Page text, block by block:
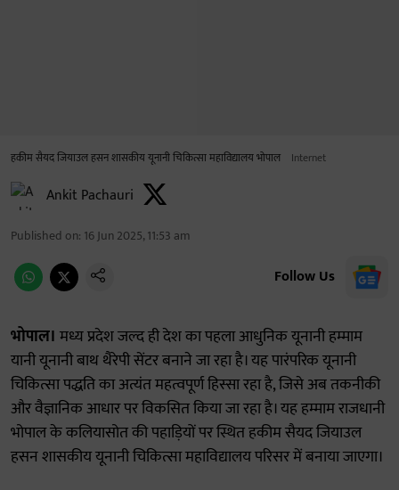
हकीम सैयद जियाउल हसन शासकीय यूनानी चिकित्सा महाविद्यालय भोपाल Internet
Ankit Pachauri
Published on: 16 Jun 2025, 11:53 am
Follow Us
भोपाल। मध्य प्रदेश जल्द ही देश का पहला आधुनिक यूनानी हम्माम
यानी यूनानी बाथ थैरेपी सेंटर बनाने जा रहा है। यह पारंपरिक यूनानी
चिकित्सा पद्धति का अत्यंत महत्वपूर्ण हिस्सा रहा है, जिसे अब तकनीकी
और वैज्ञानिक आधार पर विकसित किया जा रहा है। यह हम्माम राजधानी
भोपाल के कलियासोत की पहाड़ियों पर स्थित हकीम सैयद जियाउल
हसन शासकीय यूनानी चिकित्सा महाविद्यालय परिसर में बनाया जाएगा।